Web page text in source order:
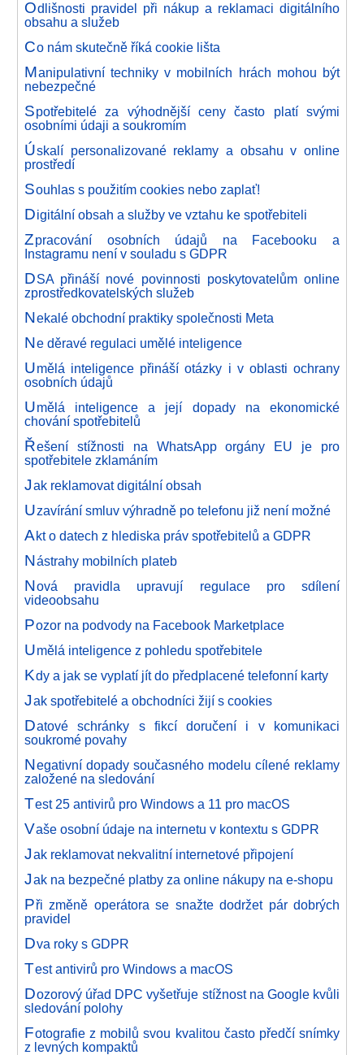
Odlišnosti pravidel při nákup a reklamaci digitálního
obsahu a služeb
Co nám skutečně říká cookie lišta
Manipulativní techniky v mobilních hrách mohou být
nebezpečné
Spotřebitelé za výhodnější ceny často platí svými
osobními údaji a soukromím
Úskalí personalizované reklamy a obsahu v online
prostředí
Souhlas s použitím cookies nebo zaplať!
Digitální obsah a služby ve vztahu ke spotřebiteli
Zpracování osobních údajů na Facebooku a
Instagramu není v souladu s GDPR
DSA přináší nové povinnosti poskytovatelům online
zprostředkovatelských služeb
Nekalé obchodní praktiky společnosti Meta
Ne děravé regulaci umělé inteligence
Umělá inteligence přináší otázky i v oblasti ochrany
osobních údajů
Umělá inteligence a její dopady na ekonomické
chování spotřebitelů
Řešení stížnosti na WhatsApp orgány EU je pro
spotřebitele zklamáním
Jak reklamovat digitální obsah
Uzavírání smluv výhradně po telefonu již není možné
Akt o datech z hlediska práv spotřebitelů a GDPR
Nástrahy mobilních plateb
Nová pravidla upravují regulace pro sdílení
videoobsahu
Pozor na podvody na Facebook Marketplace
Umělá inteligence z pohledu spotřebitele
Kdy a jak se vyplatí jít do předplacené telefonní karty
Jak spotřebitelé a obchodníci žijí s cookies
Datové schránky s fikcí doručení i v komunikaci
soukromé povahy
Negativní dopady současného modelu cílené reklamy
založené na sledování
Test 25 antivirů pro Windows a 11 pro macOS
Vaše osobní údaje na internetu v kontextu s GDPR
Jak reklamovat nekvalitní internetové připojení
Jak na bezpečné platby za online nákupy na e-shopu
Při změně operátora se snažte dodržet pár dobrých
pravidel
Dva roky s GDPR
Test antivirů pro Windows a macOS
Dozorový úřad DPC vyšetřuje stížnost na Google kvůli
sledování polohy
Fotografie z mobilů svou kvalitou často předčí snímky
z levných kompaktů